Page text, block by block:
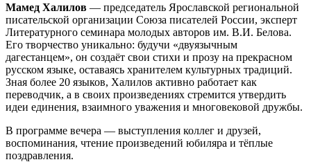
Мамед Халилов — председатель Ярославской региональной
писательской организации Союза писателей России, эксперт
Литературного семинара молодых авторов им. В.И. Белова.
Его творчество уникально: будучи «двуязычным
дагестанцем», он создаёт свои стихи и прозу на прекрасном
русском языке, оставаясь хранителем культурных традиций.
Зная более 20 языков, Халилов активно работает как
переводчик, а в своих произведениях стремится утвердить
идеи единения, взаимного уважения и многовековой дружбы.
В программе вечера — выступления коллег и друзей,
воспоминания, чтение произведений юбиляра и тёплые
поздравления.